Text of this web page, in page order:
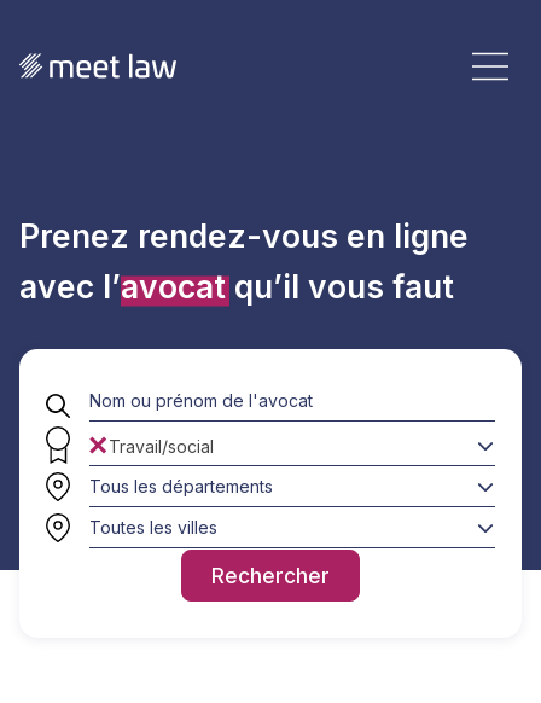
Prenez rendez-vous en ligne
avec l’avocatqu’il vous faut
Tous les départements
Toutes les villes
×Travail/social
Rechercher